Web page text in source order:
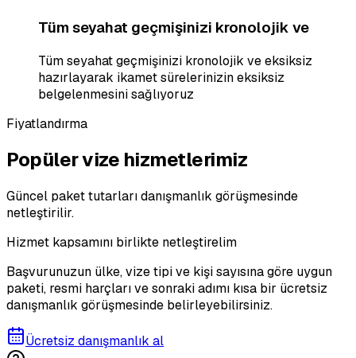
Tüm seyahat geçmişinizi kronolojik ve
Tüm seyahat geçmişinizi kronolojik ve eksiksiz
hazırlayarak ikamet sürelerinizin eksiksiz
belgelenmesini sağlıyoruz
Fiyatlandırma
Popüler vize hizmetlerimiz
Güncel paket tutarları danışmanlık görüşmesinde
netleştirilir.
Hizmet kapsamını birlikte netleştirelim
Başvurunuzun ülke, vize tipi ve kişi sayısına göre uygun
paketi, resmi harçları ve sonraki adımı kısa bir ücretsiz
danışmanlık görüşmesinde belirleyebilirsiniz.
Ücretsiz danışmanlık al